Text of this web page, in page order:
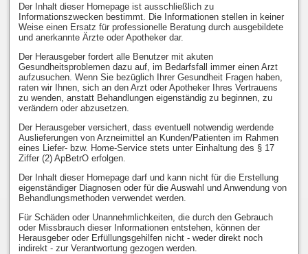
Der Inhalt dieser Homepage ist ausschließlich zu
Informationszwecken bestimmt. Die Informationen stellen in keiner
Weise einen Ersatz für professionelle Beratung durch ausgebildete
und anerkannte Ärzte oder Apotheker dar.
Der Herausgeber fordert alle Benutzer mit akuten
Gesundheitsproblemen dazu auf, im Bedarfsfall immer einen Arzt
aufzusuchen. Wenn Sie bezüglich Ihrer Gesundheit Fragen haben,
raten wir Ihnen, sich an den Arzt oder Apotheker Ihres Vertrauens
zu wenden, anstatt Behandlungen eigenständig zu beginnen, zu
verändern oder abzusetzen.
Der Herausgeber versichert, dass eventuell notwendig werdende
Auslieferungen von Arzneimittel an Kunden/Patienten im Rahmen
eines Liefer- bzw. Home-Service stets unter Einhaltung des § 17
Ziffer (2) ApBetrO erfolgen.
Der Inhalt dieser Homepage darf und kann nicht für die Erstellung
eigenständiger Diagnosen oder für die Auswahl und Anwendung von
Behandlungsmethoden verwendet werden.
Für Schäden oder Unannehmlichkeiten, die durch den Gebrauch
oder Missbrauch dieser Informationen entstehen, können der
Herausgeber oder Erfüllungsgehilfen nicht - weder direkt noch
indirekt - zur Verantwortung gezogen werden.